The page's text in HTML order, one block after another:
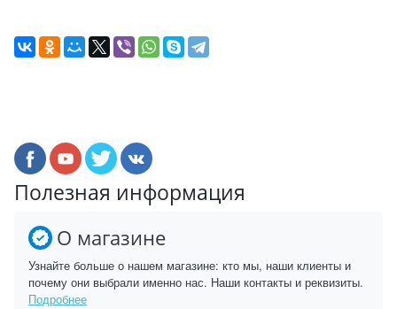
Полезная информация
О магазине
Узнайте больше о нашем магазине: кто мы, наши клиенты и
почему они выбрали именно нас. Наши контакты и реквизиты.
Подробнее